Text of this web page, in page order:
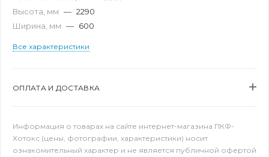
Высота, мм — 2290
Ширина, мм — 600
Все характеристики
ОПЛАТА И ДОСТАВКА
Информация о товарах на сайте интернет-магазина ПКФ-
Хотокс (цены, фотографии, характеристики) носит
ознакомительный характер и не является публичной офертой